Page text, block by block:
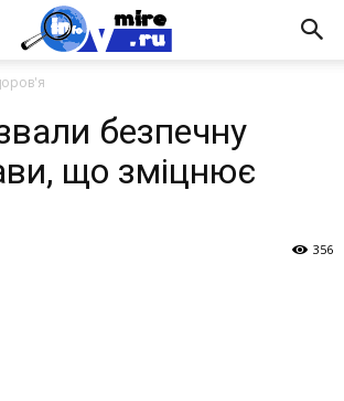
безпечну
що зміцнює
356